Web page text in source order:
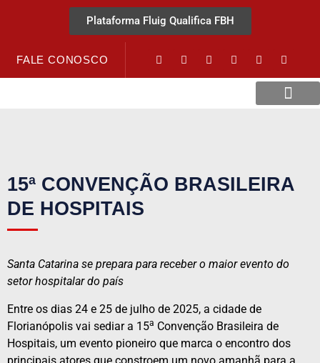
Plataforma Fluig Qualifica FBH
FALE CONOSCO
15ª CONVENÇÃO BRASILEIRA
DE HOSPITAIS
Santa Catarina se prepara para receber o maior evento do
setor hospitalar do país
Entre os dias 24 e 25 de julho de 2025, a cidade de
Florianópolis vai sediar a 15a Convenção Brasileira de
Hospitais, um evento pioneiro que marca o encontro dos